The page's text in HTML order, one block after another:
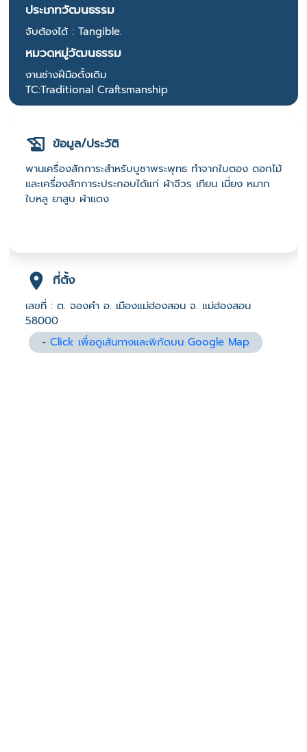
ประเภทวัฒนธรรม
จับต้องได้ : Tangible.
หมวดหมู่วัฒนธรรม
งานช่างฝีมือดั้งเดิม
TC:Traditional Craftsmanship
ข้อมูล/ประวัติ
พานเครื่องสักการะสำหรับบูชาพระพุทธ ทำจากใบตอง ดอกไม้
และเครื่องสักการะประกอบได้แก่ ผ้าจีวร เทียน เมี่ยง หมาก
ใบหลู ยาสูบ ผ้าแดง
ที่ตั้ง
เลขที่ : ต. จองคำ อ. เมืองแม่ฮ่องสอน จ. แม่ฮ่องสอน
58000
-Click เพื่อดูเส้นทางและพิกัดบน Google Map